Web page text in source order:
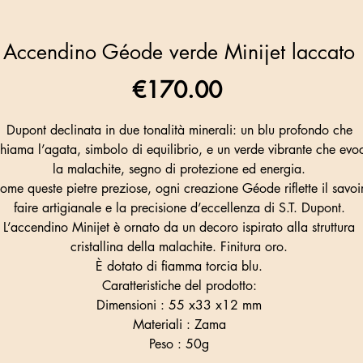
Accendino Géode verde Minijet laccato
€170.00Price
Dupont declinata in due tonalità minerali: un blu profondo che
l’agata, simbolo di equilibrio, e un verde vibrante che
la malachite, segno di protezione ed energia.
queste pietre preziose, ogni creazione Géode riflette il
faire artigianale e la precisione d’eccellenza di S.T. Dupont.
L’accendino Minijet è ornato da un decoro ispirato alla struttura
cristallina della malachite. Finitura oro.
È dotato di fiamma torcia blu.
Caratteristiche del prodotto:
Dimensioni : 55 x33 x12 mm
Materiali : Zama
Peso : 50g